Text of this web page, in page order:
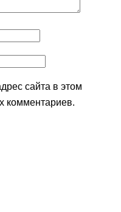
сайта в этом
комментариев.